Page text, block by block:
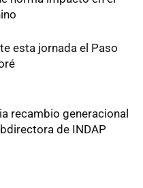
esta jornada el Paso
recambio generacional
de INDAP